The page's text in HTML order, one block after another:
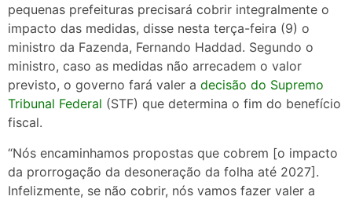
pequenas prefeituras precisará cobrir integralmente o
impacto das medidas, disse nesta terça-feira (9) o
ministro da Fazenda, Fernando Haddad. Segundo o
ministro, caso as medidas não arrecadem o valor
previsto, o governo fará valer a decisão do Supremo
Tribunal Federal (STF) que determina o fim do benefício
fiscal.
“Nós encaminhamos propostas que cobrem [o impacto
da prorrogação da desoneração da folha até 2027].
Infelizmente, se não cobrir, nós vamos fazer valer a